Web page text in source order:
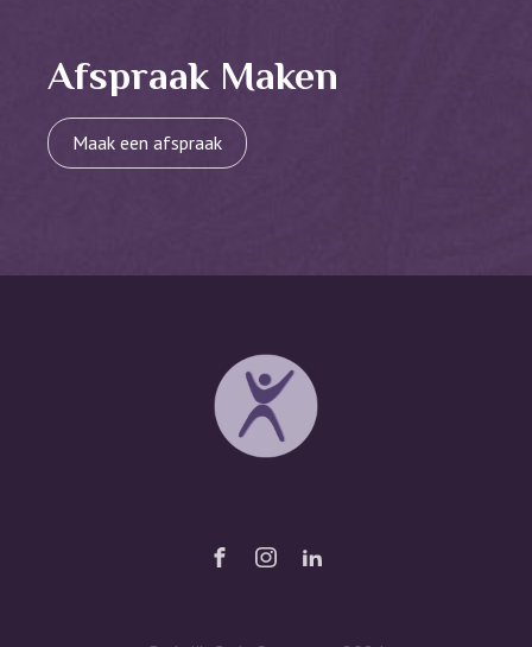
Afspraak Maken
Maak een afspraak